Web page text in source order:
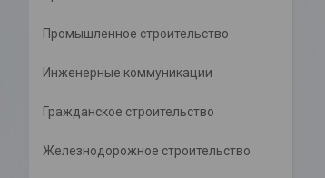
Промышленное строительство
Инженерные коммуникации
Гражданское строительство
Железнодорожное строительство